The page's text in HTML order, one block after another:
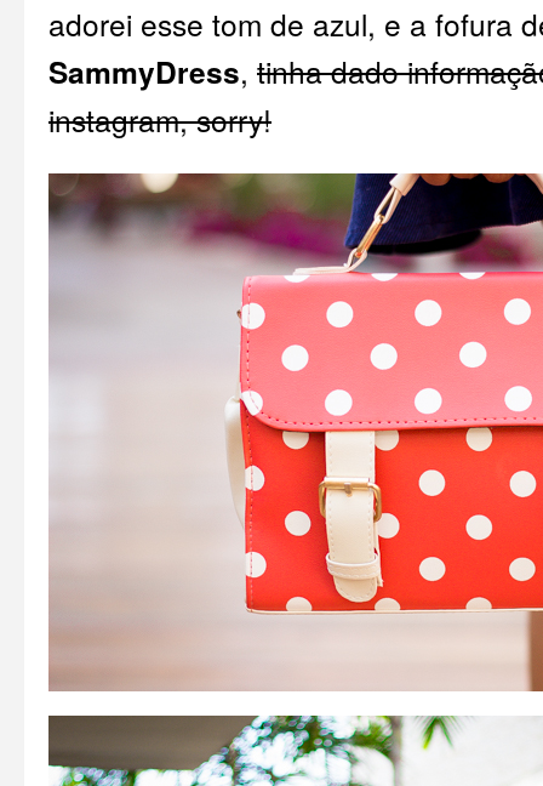
adorei esse tom de azul, e a fofura
SammyDress, tinha dado
instagram, sorry!